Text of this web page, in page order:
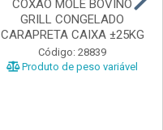
COXAO MOLE BOVINO
GRILL CONGELADO
CARAPRETA CAIXA ±25KG
Código: 28839
Produto de peso variável